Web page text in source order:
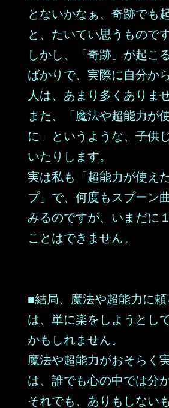
とないかなぁ、奇跡でも
と、たいてい思うものです
しかし、「奇跡」が起こ
ばかりで、実際に自分か
人は、あまり多くありませ
また、「魔法や超能力が
に」というような、子供
いたりします。
実は私も「超能力が使え
プ」で、何度もスプーン
みるのですが、いまだに
ことはできません。
■結局、魔法や超能力に
は、単に楽をしようとし
かもしれません。
魔法や超能力がおそらく
は、誰でも心の中では分
それでも、ありもしない